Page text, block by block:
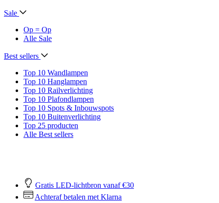
Sale
Op = Op
Alle Sale
Best sellers
Top 10 Wandlampen
Top 10 Hanglampen
Top 10 Railverlichting
Top 10 Plafondlampen
Top 10 Spots & Inbouwspots
Top 10 Buitenverlichting
Top 25 producten
Alle Best sellers
Gratis LED-lichtbron vanaf €30
Achteraf betalen met Klarna